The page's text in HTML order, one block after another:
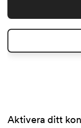
Aktivera ditt